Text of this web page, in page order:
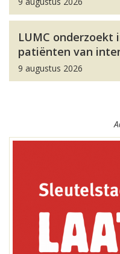
LUMC
patiënten van
9 augustus 2026